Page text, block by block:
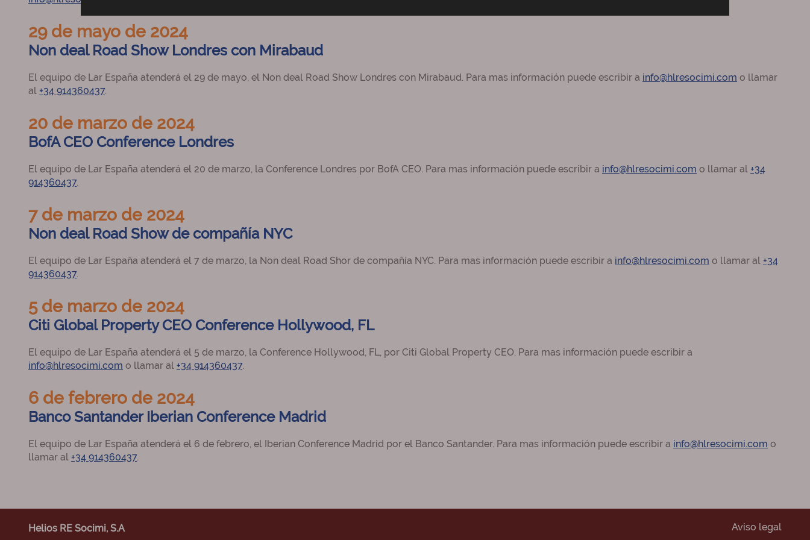
29 de mayo de 2024
Non deal Road Show Londres con Mirabaud
El equipo de Lar España atenderá el 29 de mayo, el Non deal Road Show Londres con Mirabaud. Para mas información puede escribir a info@hlresocimi.com o llamar
al +34 914360437.
20 de marzo de 2024
BofA CEO Conference Londres
El equipo de Lar España atenderá el 20 de marzo, la Conference Londres por BofA CEO. Para mas información puede escribir a info@hlresocimi.com o llamar al +34
914360437.
7 de marzo de 2024
Non deal Road Show de compañía NYC
El equipo de Lar España atenderá el 7 de marzo, la Non deal Road Shor de compañía NYC. Para mas información puede escribir a info@hlresocimi.com o llamar al +34
914360437.
5 de marzo de 2024
Citi Global Property CEO Conference Hollywood, FL
El equipo de Lar España atenderá el 5 de marzo, la Conference Hollywood, FL, por Citi Global Property CEO. Para mas información puede escribir a
info@hlresocimi.com o llamar al +34 914360437.
6 de febrero de 2024
Banco Santander Iberian Conference Madrid
El equipo de Lar España atenderá el 6 de febrero, el Iberian Conference Madrid por el Banco Santander. Para mas información puede escribir a info@hlresocimi.com o
llamar al +34 914360437.
Helios RE Socimi, S.A Aviso legal